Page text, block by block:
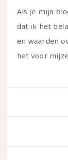
Als je mijn
dat ik het
en waarden
het voor